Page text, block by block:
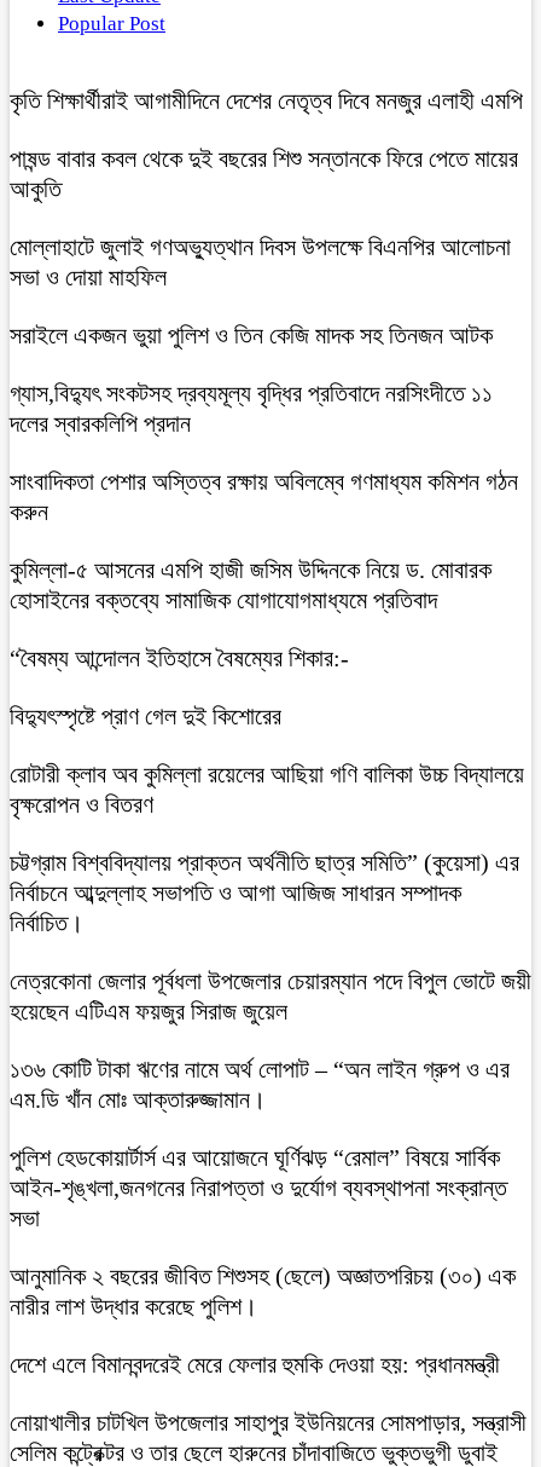
Popular Post
কৃতি শিক্ষার্থীরাই আগামীদিনে দেশের নেতৃত্ব দিবে মনজুর এলাহী এমপি
পাষন্ড বাবার কবল থেকে দুই বছরের শিশু সন্তানকে ফিরে পেতে মায়ের
আকুতি
মোল্লাহাটে জুলাই গণঅভ্যুত্থান দিবস উপলক্ষে বিএনপির আলোচনা
সভা ও দোয়া মাহফিল
সরাইলে একজন ভুয়া পুলিশ ও তিন কেজি মাদক সহ তিনজন আটক
গ্যাস,বিদ্যুৎ সংকটসহ দ্রব্যমূল্য বৃদ্ধির প্রতিবাদে নরসিংদীতে ১১
দলের স্বারকলিপি প্রদান
সাংবাদিকতা পেশার অস্তিত্ব রক্ষায় অবিলম্বে গণমাধ্যম কমিশন গঠন
করুন
কুমিল্লা-৫ আসনের এমপি হাজী জসিম উদ্দিনকে নিয়ে ড. মোবারক
হোসাইনের বক্তব্যে সামাজিক যোগাযোগমাধ্যমে প্রতিবাদ
“বৈষম্য আন্দোলন ইতিহাসে বৈষম্যের শিকার:-
বিদ্যুৎস্পৃষ্টে প্রাণ গেল দুই কিশোরের
রোটারী ক্লাব অব কুমিল্লা রয়েলের আছিয়া গণি বালিকা উচ্চ বিদ্যালয়ে
বৃক্ষরোপন ও বিতরণ
চট্টগ্রাম বিশ্ববিদ্যালয় প্রাক্তন অর্থনীতি ছাত্র সমিতি” (কুয়েসা) এর
নির্বাচনে আব্দুল্লাহ সভাপতি ও আগা আজিজ সাধারন সম্পাদক
নির্বাচিত।
নেত্রকোনা জেলার পূর্বধলা উপজেলার চেয়ারম্যান পদে বিপুল ভোটে জয়ী
হয়েছেন এটিএম ফয়জুর সিরাজ জুয়েল
১৩৬ কোটি টাকা ঋণের নামে অর্থ লোপাট – “অন লাইন গ্রুপ ও এর
এম.ডি খাঁন মোঃ আক্তারুজ্জামান।
পুলিশ হেডকোয়ার্টার্স এর আয়োজনে ঘূর্ণিঝড় “রেমাল” বিষয়ে সার্বিক
আইন-শৃঙ্খলা,জনগনের নিরাপত্তা ও দুর্যোগ ব্যবস্থাপনা সংক্রান্ত
সভা
আনুমানিক ২ বছরের জীবিত শিশুসহ (ছেলে) অজ্ঞাতপরিচয় (৩০) এক
নারীর লাশ উদ্ধার করেছে পুলিশ।
দেশে এলে বিমানবন্দরেই মেরে ফেলার হুমকি দেওয়া হয়: প্রধানমন্ত্রী
নোয়াখালীর চাটখিল উপজেলার সাহাপুর ইউনিয়নের সোমপাড়ার, সন্ত্রাসী
সেলিম কন্ট্রেক্টর ও তার ছেলে হারুনের চাঁদাবাজিতে ভুক্তভুগী ডুবাই